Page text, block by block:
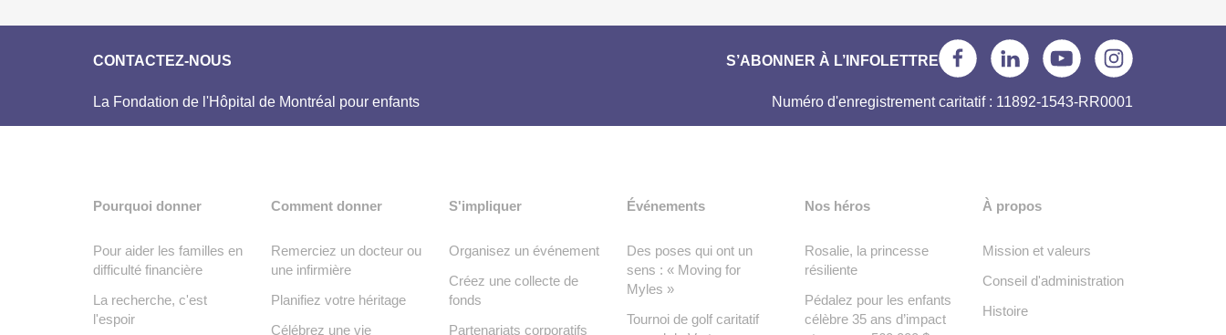
CONTACTEZ-NOUS S’ABONNER À L’INFOLETTRE
La Fondation de l'Hôpital de Montréal pour enfants Numéro d'enregistrement caritatif : 11892-1543-RR0001
Pourquoi donner
Pour aider les familles en
difficulté financière
La recherche, c'est
l'espoir
Comment donner
Remerciez un docteur ou
une infirmière
Planifiez votre héritage
Célébrez une vie
S'impliquer
Organisez un événement
Créez une collecte de
fonds
Partenariats corporatifs
Événements
Des poses qui ont un
sens : « Moving for
Myles »
Tournoi de golf caritatif
Nos héros
Rosalie, la princesse
résiliente
Pédalez pour les enfants
célèbre 35 ans d’impact
À propos
Mission et valeurs
Conseil d'administration
Histoire